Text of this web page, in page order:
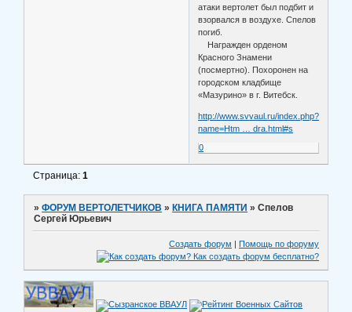
атаки вертолет был подбит и
взорвался в воздухе. Спелов
погиб.
Награжден орденом
Красного Знамени
(посмертно). Похоронен на
городском кладбище
«Мазурино» в г. Витебск.
http://www.svvaul.ru/index.php?
name=Htm … dra.html#s
0
Страница:1
»ФОРУМ ВЕРТОЛЕТЧИКОВ » КНИГА ПАМЯТИ »Спелов
Сергей Юрьевич
Создать форум | Помощь по форуму